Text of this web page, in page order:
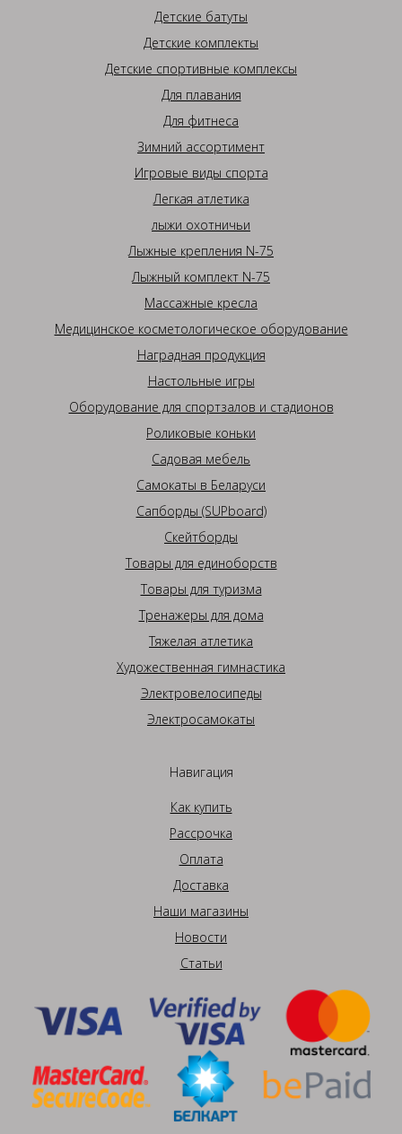
Детские батуты
Детские комплекты
Детские спортивные комплексы
Для плавания
Для фитнеса
Зимний ассортимент
Игровые виды спорта
Легкая атлетика
лыжи охотничьи
Лыжные крепления N-75
Лыжный комплект N-75
Массажные кресла
Медицинское косметологическое оборудование
Наградная продукция
Настольные игры
Оборудование для спортзалов и стадионов
Роликовые коньки
Садовая мебель
Самокаты в Беларуси
Сапборды (SUPboard)
Скейтборды
Товары для единоборств
Товары для туризма
Тренажеры для дома
Тяжелая атлетика
Художественная гимнастика
Электровелосипеды
Электросамокаты
Навигация
Как купить
Рассрочка
Оплата
Доставка
Наши магазины
Новости
Статьи